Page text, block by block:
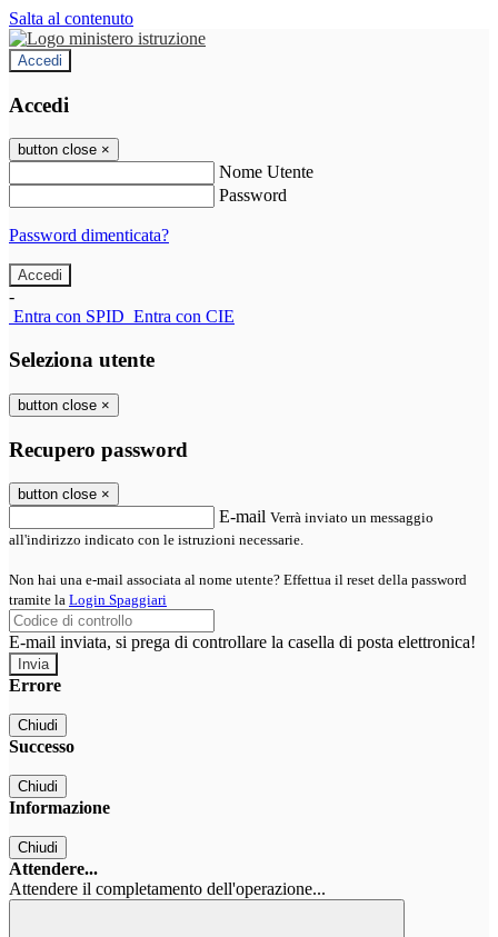
Salta al contenuto
Accedi
Accedi
button close ×
Nome Utente
Password
Password dimenticata?
-
Entra con SPID Entra con CIE
Seleziona utente
button close ×
Recupero password
button close ×
E-mail Verrà inviato un messaggio
all'indirizzo indicato con le istruzioni necessarie.
Non hai una e-mail associata al nome utente? Effettua il reset della password
tramite la Login Spaggiari
E-mail inviata, si prega di controllare la casella di posta elettronica!
Errore
Chiudi
Successo
Chiudi
Informazione
Chiudi
Attendere...
Attendere il completamento dell'operazione...